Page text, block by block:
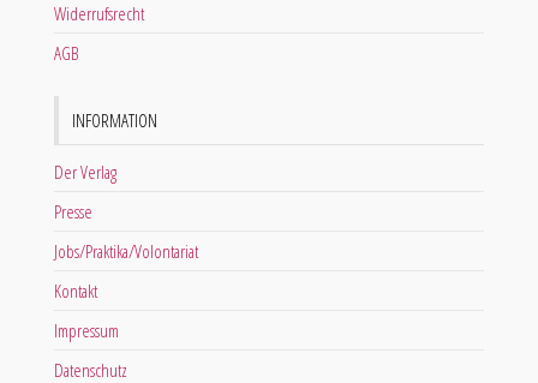
Widerrufsrecht
AGB
INFORMATION
Der Verlag
Presse
Jobs/Praktika/Volontariat
Kontakt
Impressum
Datenschutz